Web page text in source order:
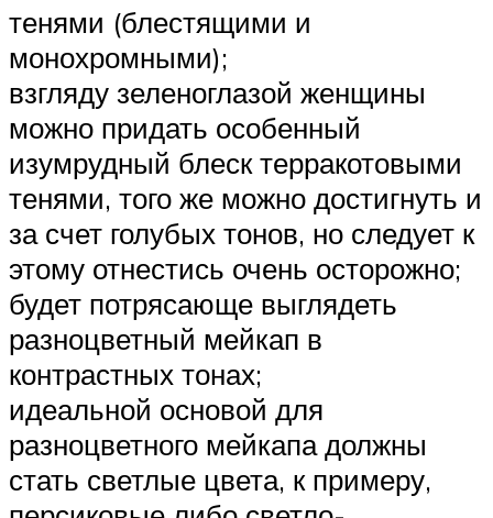
тенями (блестящими и
монохромными);
взгляду зеленоглазой женщины
можно придать особенный
изумрудный блеск терракотовыми
тенями, того же можно достигнуть и
за счет голубых тонов, но следует к
этому отнестись очень осторожно;
будет потрясающе выглядеть
разноцветный мейкап в
контрастных тонах;
идеальной основой для
разноцветного мейкапа должны
стать светлые цвета, к примеру,